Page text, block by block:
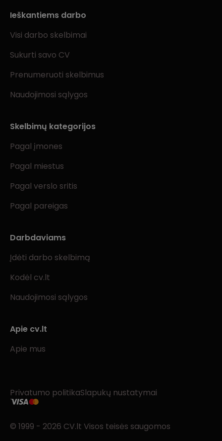
Ieškantiems darbo
Visi darbo skelbimai
Sukurti savo CV
Prenumeruoti skelbimus
Naudojimosi sąlygos
Skelbimų kategorijos
Pagal įmones
Pagal miestus
Pagal verslo sritis
Pagal pareigas
Darbdaviams
Įdėti darbo skelbimą
Kodėl cv.lt
Naudojimosi sąlygos
Apie cv.lt
Apie mus
Privatumo politikaSlapukų nustatymai
© 1999 - 2026 CV.lt Visos teisės saugomos